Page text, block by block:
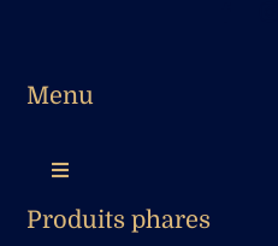
Menu
Toggle
Navigation
Accueil
Mon compte
Produits phares